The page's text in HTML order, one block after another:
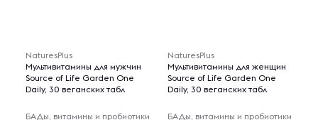
NaturesPlus
Мультивитамины для мужчин
Source of Life Garden One
Daily, 30 веганских табл
БАДы, витамины и пробиотики
NaturesPlus
Мультивитамины для женщин
Source of Life Garden One
Daily, 30 веганских табл
БАДы, витамины и пробиотики